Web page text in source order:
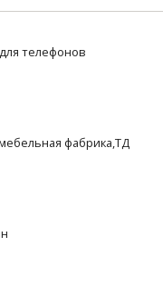
телефонов
фабрика,ТД